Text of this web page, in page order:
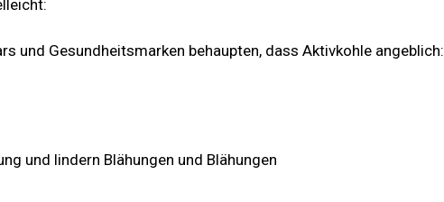
und Gesundheitsmarken behaupten, dass Aktivkohle angeblich:
und lindern Blähungen und Blähungen